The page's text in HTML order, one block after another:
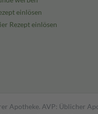
einlösen
Rezept einlösen
Apotheke. AVP: Üblicher